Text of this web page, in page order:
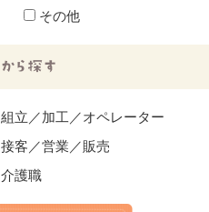
その他
組立／加工／オペレーター
接客／営業／販売
介護職